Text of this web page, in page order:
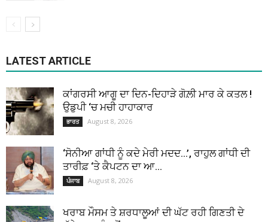
LATEST ARTICLE
ਕਾਂਗਰਸੀ ਆਗੂ ਦਾ ਦਿਨ-ਦਿਹਾੜੇ ਗੋਲ਼ੀ ਮਾਰ ਕੇ ਕਤਲ !
ਉਡੁਪੀ ‘ਚ ਮਚੀ ਹਾਹਾਕਾਰ
ਭਾਰਤ August 8, 2026
‘ਸੋਨੀਆ ਗਾਂਧੀ ਨੂੰ ਕਦੇ ਮੇਰੀ ਮਦਦ…’, ਰਾਹੁਲ ਗਾਂਧੀ ਦੀ
ਤਾਰੀਫ਼ ‘ਤੇ ਕੈਪਟਨ ਦਾ ਆ...
ਪੰਜਾਬ August 8, 2026
ਖਰਾਬ ਮੌਸਮ ਤੇ ਸ਼ਰਧਾਲੂਆਂ ਦੀ ਘੱਟ ਰਹੀ ਗਿਣਤੀ ਦੇ